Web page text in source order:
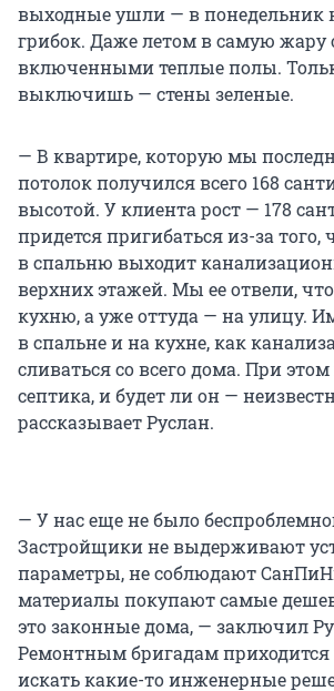
выходные ушли — в понедельник
грибок. Даже летом в самую жару
включенными теплые полы.
выключишь — стены зеленые.
— В квартире, которую мы
потолок получился всего 168
высотой. У клиента рост — 178
придется пригибаться из-за того,
в спальню выходит
верхних этажей. Мы ее отвели,
кухню, а уже оттуда — на улицу.
в спальне и на кухне, как
сливаться со всего дома. При
септика, и будет ли он —
рассказывает Руслан.
— У нас еще не было
Застройщики не выдерживают
параметры, не соблюдают
материалы покупают самые
это законные дома, — заключил
Ремонтным бригадам приходится
искать какие-то инженерные